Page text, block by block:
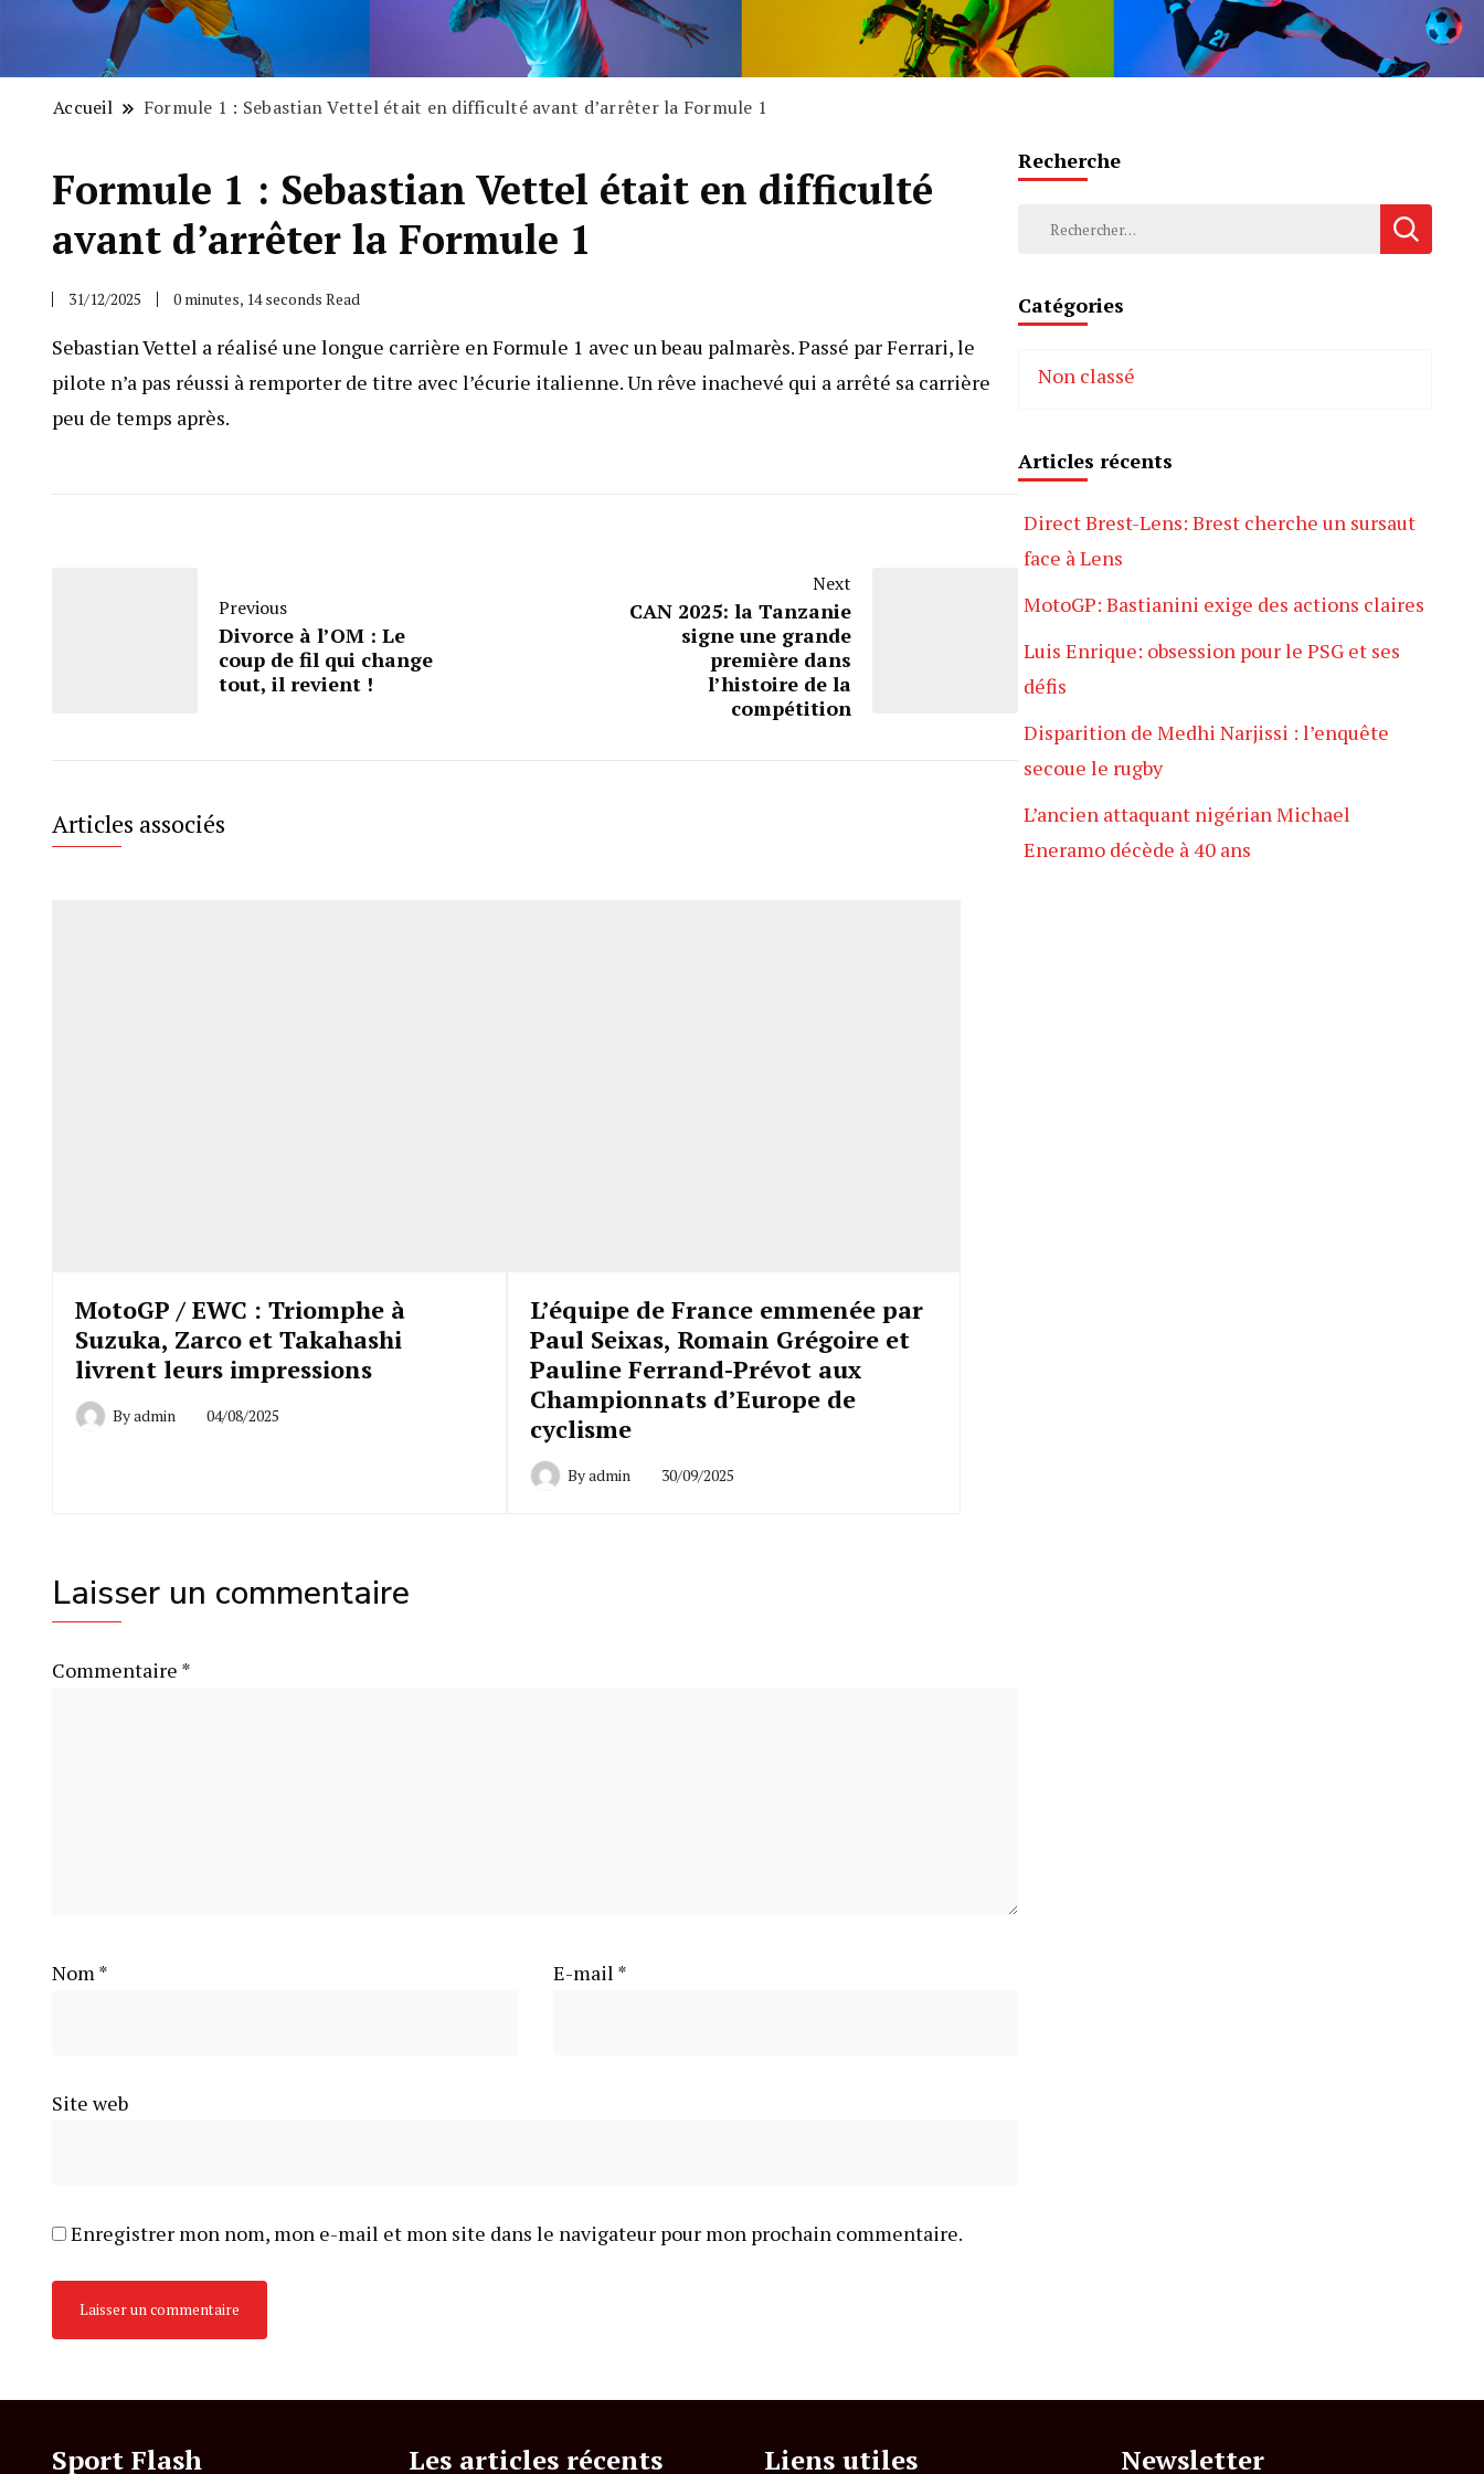
Accueil Formule 1 : Sebastian Vettel était en difficulté avant d’arrêter la Formule 1
Formule 1 : Sebastian Vettel était en difficulté
avant d’arrêter la Formule 1
31/12/2025 0 minutes, 14 seconds Read
Sebastian Vettel a réalisé une longue carrière en Formule 1 avec un beau palmarès. Passé par Ferrari, le
pilote n’a pas réussi à remporter de titre avec l’écurie italienne. Un rêve inachevé qui a arrêté sa carrière
peu de temps après.
Previous
Divorce à l’OM : Le
coup de fil qui change
tout, il revient !
Next
CAN 2025: la Tanzanie
signe une grande
première dans
l’histoire de la
compétition
Articles associés
MotoGP / EWC : Triomphe à
Suzuka, Zarco et Takahashi
livrent leurs impressions
Byadmin 04/08/2025
L’équipe de France emmenée par
Paul Seixas, Romain Grégoire et
Pauline Ferrand-Prévot aux
Championnats d’Europe de
cyclisme
Byadmin 30/09/2025
Laisser un commentaire
Commentaire *
Nom* E-mail *
Site web
Enregistrer mon nom, mon e-mail et mon site dans le navigateur pour mon prochain commentaire.
Recherche
Rechercher :
Catégories
Non classé
Articles récents
Direct Brest-Lens: Brest cherche un sursaut
face à Lens
MotoGP: Bastianini exige des actions claires
Luis Enrique: obsession pour le PSG et ses
défis
Disparition de Medhi Narjissi : l’enquête
secoue le rugby
L’ancien attaquant nigérian Michael
Eneramo décède à 40 ans
Sport Flash Les articles récents Liens utiles Newsletter